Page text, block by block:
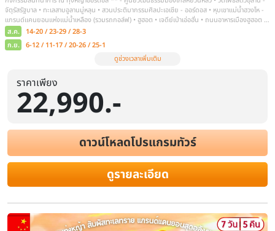
ราคาเพียง
22,990.-
ดาวน์โหลดโปรแกรมทัวร์
ดูรายละเอียด